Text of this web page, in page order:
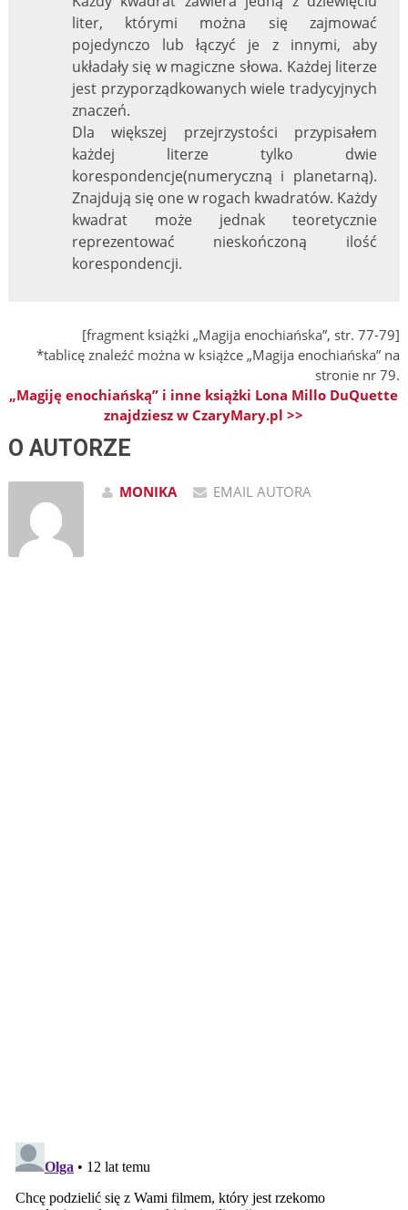
liter, którymi można się zajmować
pojedynczo lub łączyć je z innymi, aby
układały się w magiczne słowa. Każdej literze
jest przyporządkowanych wiele tradycyjnych
znaczeń.
Dla większej przejrzystości przypisałem
każdej literze tylko dwie
korespondencje(numeryczną i planetarną).
Znajdują się one w rogach kwadratów. Każdy
kwadrat może jednak teoretycznie
reprezentować nieskończoną ilość
korespondencji.
[fragment książki „Magija enochiańska”, str. 77-79]
*tablicę znaleźć można w książce „Magija enochiańska” na
stronie nr 79.
„Magiję enochiańską” i inne książki Lona Millo DuQuette
znajdziesz w CzaryMary.pl >>
O AUTORZE
MONIKA EMAIL AUTORA